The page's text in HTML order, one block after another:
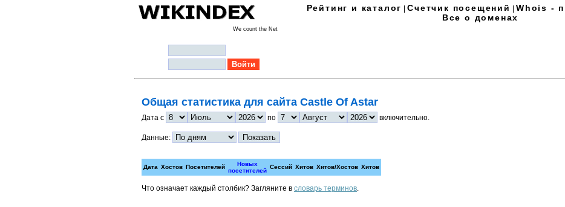
Рейтинг и каталог |Счетчик посещений Whois -
Все о доменах
We count the Net
Общая статистика для сайта Castle Of Astar
Дата с по включительно.
Данные:
Дата Хостов Посетителей
Новых
посетителей
Сессий Хитов Хитов/Хостов Хитов
Что означает каждый столбик? Загляните в cловарь терминов.